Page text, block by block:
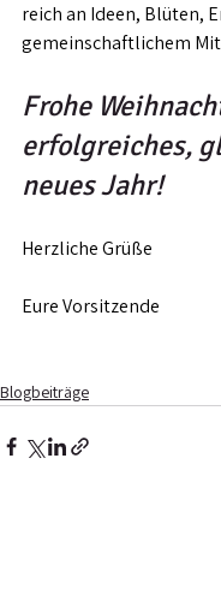
reich an Ideen, Blüten,
gemeinschaftlichem
Frohe
erfolgreiches,
neues Jahr!
Herzliche Grüße
Eure Vorsitzende
Blogbeiträge